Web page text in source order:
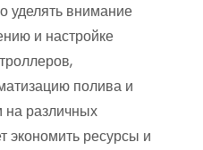
уделять внимание
и настройке
полива и
на различных
экономить ресурсы и